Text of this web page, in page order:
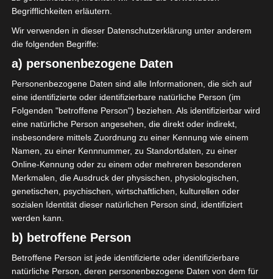
den Garten, in dem die Obstbäume stehen.
Begrifflichkeiten erläutern.
Wir verwenden in dieser Datenschutzerklärung unter anderem
die folgenden Begriffe:
a) personenbezogene Daten
Personenbezogene Daten sind alle Informationen, die sich auf
eine identifizierte oder identifizierbare natürliche Person (im
Folgenden "betroffene Person") beziehen. Als identifizierbar wird
eine natürliche Person angesehen, die direkt oder indirekt,
insbesondere mittels Zuordnung zu einer Kennung wie einem
Namen, zu einer Kennnummer, zu Standortdaten, zu einer
Online-Kennung oder zu einem oder mehreren besonderen
Merkmalen, die Ausdruck der physischen, physiologischen,
genetischen, psychischen, wirtschaftlichen, kulturellen oder
sozialen Identität dieser natürlichen Person sind, identifiziert
werden kann.
b) betroffene Person
Betroffene Person ist jede identifizierte oder identifizierbare
natürliche Person, deren personenbezogene Daten von dem für